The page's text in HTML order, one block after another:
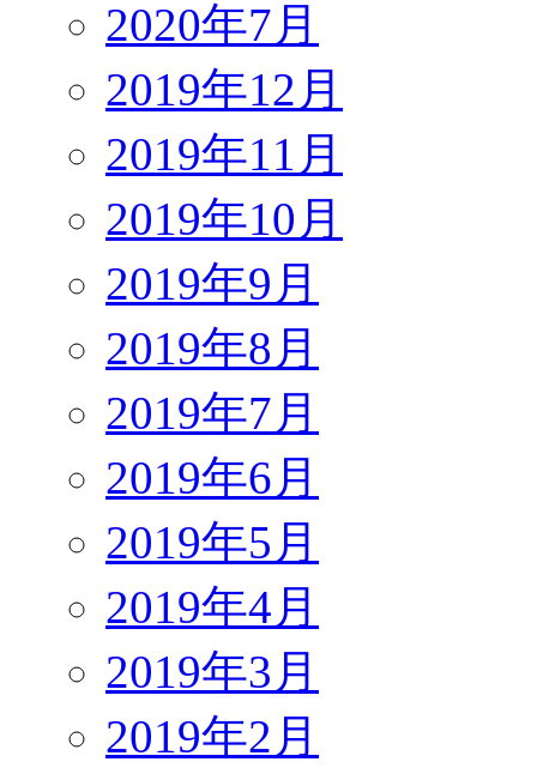
2020年7月
2019年12月
2019年11月
2019年10月
2019年9月
2019年8月
2019年7月
2019年6月
2019年5月
2019年4月
2019年3月
2019年2月